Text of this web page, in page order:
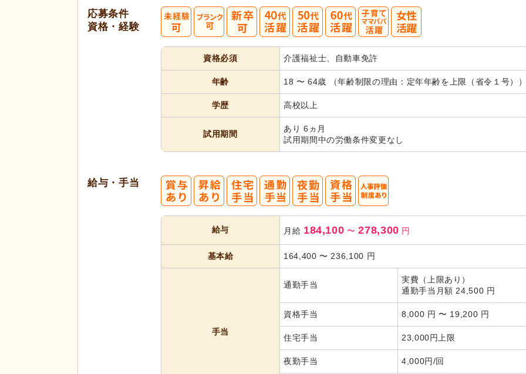
応募条件
資格・経験
資格必須 介護福祉士、自動車免許
年齢 18 〜 64歳 （年齢制限の理由：定年年齢を上限（省令１号）
学歴 高校以上
試用期間
あり 6ヵ月
試用期間中の労働条件変更なし
給与・手当
給与 月給 184,100 〜 278,300 円
基本給 164,400 〜 236,100 円
手当
通勤手当
実費（上限あり）
通勤手当月額 24,500 円
資格手当 8,000 円 〜 19,200 円
住宅手当 23,000円上限
夜勤手当 4,000円/回